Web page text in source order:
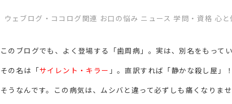
ウェブログ・ココログ関連 お口の悩み ニュース 学問・資格 心
このブログでも、よく登場する「歯周病」。実は、別名をもってい
その名は「サイレント・キラー 」。直訳すれば「静かな殺し屋」
そうなんです。この病気は、ムシバと違って必ずしも痛くなりませ